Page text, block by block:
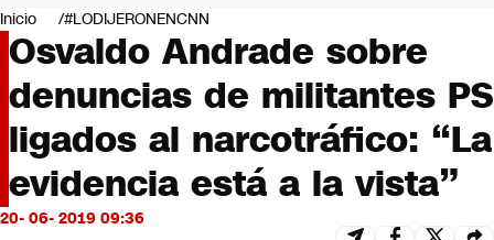
Negocios
Deportes
Programas completos
Cultura
Servicios
Bits
CNN Data
CNN tiempo
Futuro 360
Inicio #LODIJERONENCNN
Osvaldo Andrade sobre
denuncias de militantes PS
ligados al narcotráfico: “La
evidencia está a la vista”
20- 06- 2019 09:36